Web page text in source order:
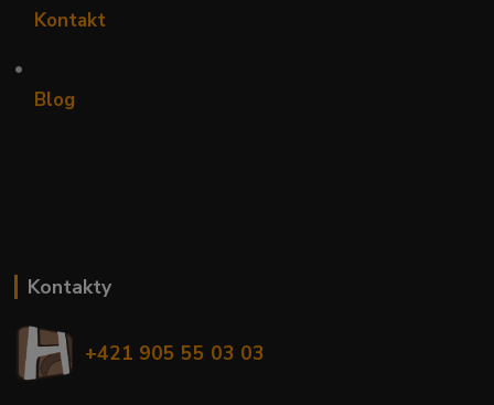
Kontakt
•
Blog
Kontakty
+421 905 55 03 03